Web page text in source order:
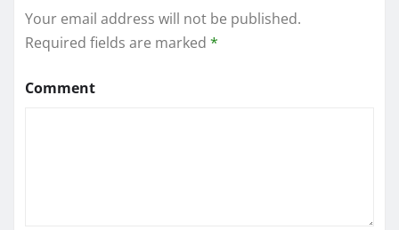
Your email address will not be published.
Required fields are marked *
Comment